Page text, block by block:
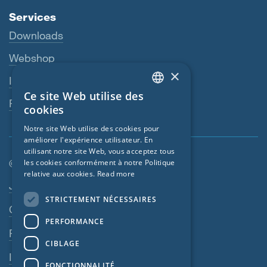
Services
Downloads
Webshop
Interlocuteur
Revendeurs
© SIGA 2026
Jobs
Contact
Règles de confidentialité
Impressum
ENGLISH
FRENCH
CZECH
LATVIAN
×
Ce site Web utilise des
cookies
Notre site Web utilise des cookies pour
améliorer l'expérience utilisateur. En
utilisant notre site Web, vous acceptez tous
les cookies conformément à notre Politique
relative aux cookies. Read more
STRICTEMENT NÉCESSAIRES
PERFORMANCE
CIBLAGE